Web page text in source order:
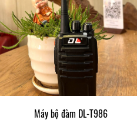
Máy bộ đàm DL-T986